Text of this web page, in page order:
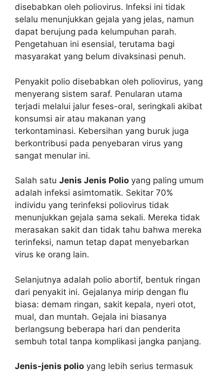
disebabkan oleh poliovirus. Infeksi ini tidak
selalu menunjukkan gejala yang jelas, namun
dapat berujung pada kelumpuhan parah.
Pengetahuan ini esensial, terutama bagi
masyarakat yang belum divaksinasi penuh.
Penyakit polio disebabkan oleh poliovirus, yang
menyerang sistem saraf. Penularan utama
terjadi melalui jalur feses-oral, seringkali akibat
konsumsi air atau makanan yang
terkontaminasi. Kebersihan yang buruk juga
berkontribusi pada penyebaran virus yang
sangat menular ini.
Salah satu Jenis Jenis Polio yang paling umum
adalah infeksi asimtomatik. Sekitar 70%
individu yang terinfeksi poliovirus tidak
menunjukkan gejala sama sekali. Mereka tidak
merasakan sakit dan tidak tahu bahwa mereka
terinfeksi, namun tetap dapat menyebarkan
virus ke orang lain.
Selanjutnya adalah polio abortif, bentuk ringan
dari penyakit ini. Gejalanya mirip dengan flu
biasa: demam ringan, sakit kepala, nyeri otot,
mual, dan muntah. Gejala ini biasanya
berlangsung beberapa hari dan penderita
sembuh total tanpa komplikasi jangka panjang.
Jenis-jenis polio yang lebih serius termasuk